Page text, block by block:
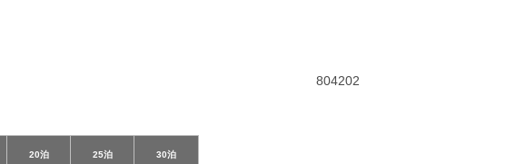
804202
20泊 25泊 30泊